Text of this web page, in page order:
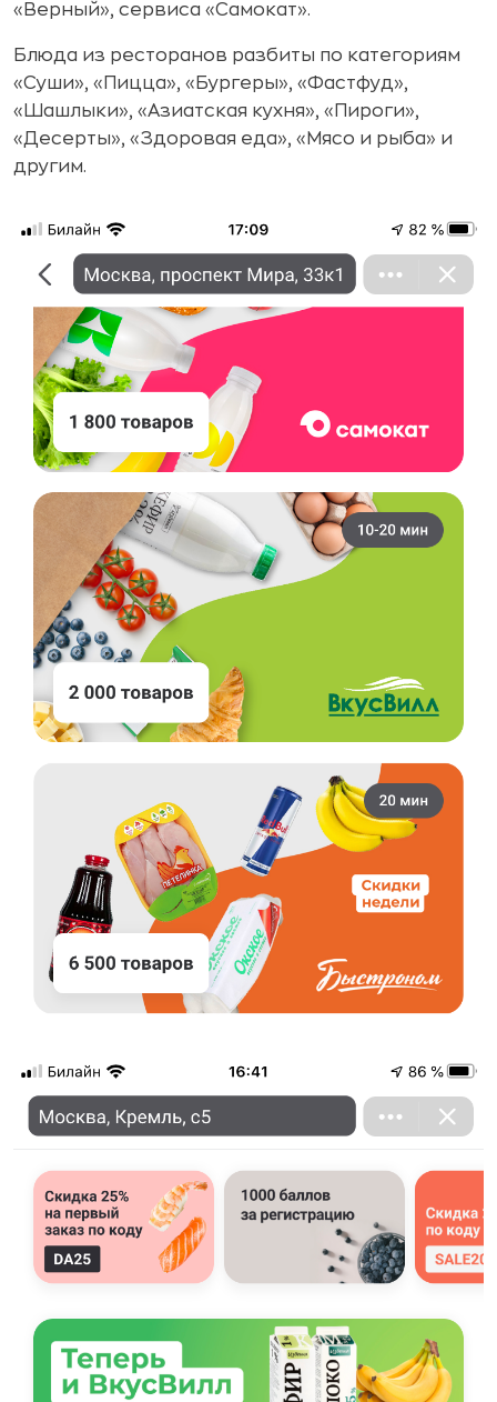
«Верный», сервиса «Самокат».
Блюда из ресторанов разбиты по категориям
«Суши», «Пицца», «Бургеры», «Фастфуд»,
«Шашлыки», «Азиатская кухня», «Пироги»,
«Десерты», «Здоровая еда», «Мясо и рыба» и
другим.